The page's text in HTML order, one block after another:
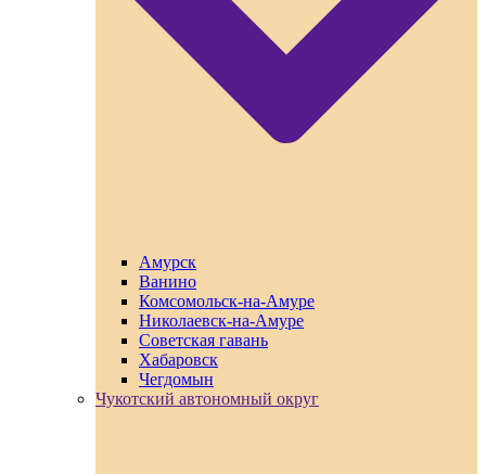
Амурск
Ванино
Комсомольск-на-Амуре
Николаевск-на-Амуре
Советская гавань
Хабаровск
Чегдомын
Чукотский автономный округ